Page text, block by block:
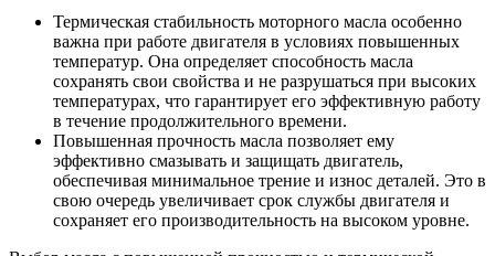
Термическая стабильность моторного масла особенно
важна при работе двигателя в условиях повышенных
температур. Она определяет способность масла
сохранять свои свойства и не разрушаться при высоких
температурах, что гарантирует его эффективную работу
в течение продолжительного времени.
Повышенная прочность масла позволяет ему
эффективно смазывать и защищать двигатель,
обеспечивая минимальное трение и износ деталей. Это в
свою очередь увеличивает срок службы двигателя и
сохраняет его производительность на высоком уровне.